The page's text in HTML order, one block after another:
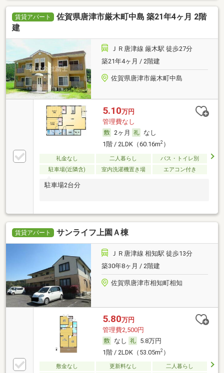
賃貸アパート
佐賀県唐津市厳木町中島 築21年4ヶ月 2階
建
ＪＲ唐津線 厳木駅 徒歩27分
築21年4ヶ月 / 2階建
佐賀県唐津市厳木町中島
5.10万円
管理費なし
2ヶ月
なし
1階 / 2LDK（60.16m2）
礼金なし 二人暮らし
バス・トイレ別
駐車場(近隣含)
室内洗濯機置き場 エアコン付き
駐車場2台分
賃貸アパート サンライフ上園Ａ棟
ＪＲ唐津線 相知駅 徒歩13分
築30年8ヶ月 / 2階建
佐賀県唐津市相知町相知
5.80万円
管理費2,500円
なし
5.8万円
1階 / 2LDK（53.05m2）
敷金なし 更新料なし
二人暮らし